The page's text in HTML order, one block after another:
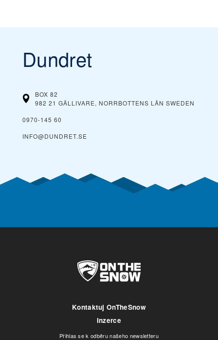
Dundret
BOX 82
982 21 GÄLLIVARE, NORRBOTTENS LÄN SWEDEN
0970-145 60
INFO@DUNDRET.SE
Kontaktuj OnTheSnow
Inzerce
Přihlas se k odběru našeho newsletteru